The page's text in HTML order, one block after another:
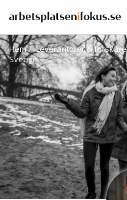
Hem / Leverantörer & forskare
Sverige